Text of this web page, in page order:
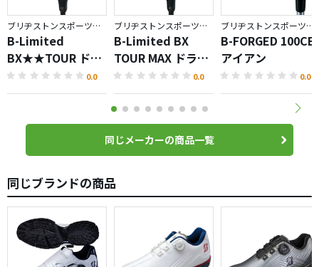
ブリヂストンスポーツ／BX
B-Limited
BX★★TOUR ドラ
イバー
0.0
ブリヂストンスポーツ／BX
B-Limited BX
TOUR MAX ドライ
バー
0.0
ブリヂストンスポーツ／BRIDGESTONE GOLF TOUR B
B-FORGED 100CB
アイアン
0.0
同じメーカーの商品一覧
同じブランドの商品